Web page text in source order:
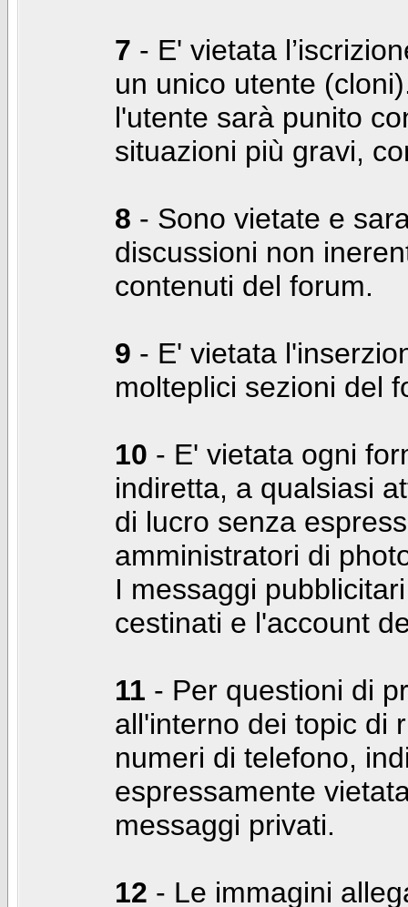
7 - E' vietata
un unico utente
l'utente sarà punito
situazioni più gravi,
8 - Sono vietate e
discussioni non
contenuti del forum.
9 - E' vietata
molteplici sezioni del
10 - E' vietata ogni
indiretta, a qualsiasi
di lucro senza
amministratori di
I messaggi
cestinati e l'account
11 - Per questioni di
all'interno dei topic di
numeri di telefono,
espressamente
messaggi privati.
12 - Le immagini